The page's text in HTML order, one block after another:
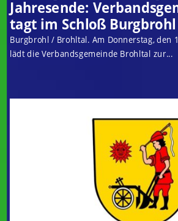
Jahresende:
tagt im Schloß Burgbrohl
Burgbrohl / Brohltal. Am Donnerstag, den
lädt die Verbandsgemeinde Brohltal zur...